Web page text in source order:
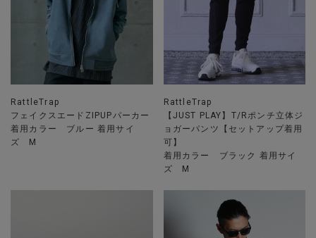
RattleTrap
フェイクスエードZIPUPパーカー
着用カラー ブルー 着用サイ
ズ M
RattleTrap
【JUST PLAY】T/Rポンチ立体ジ
ョガーパンツ【セットアップ着用
可】
着用カラー ブラック 着用サイ
ズ M